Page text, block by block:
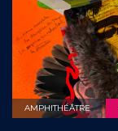
AMPHITHÉÂTRE